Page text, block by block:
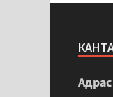
Адрас